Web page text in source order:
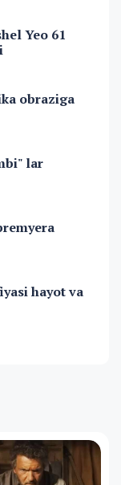
Yeo 61
obraziga
lar
hayot va